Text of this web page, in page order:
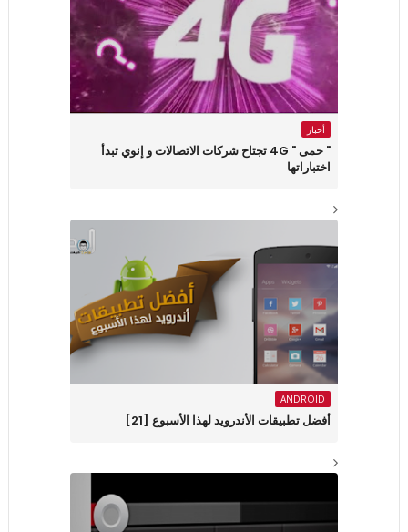
أخبار
" حمى " 4G تجتاح شركات الاتصالات و إنوي تبدأ
اختباراتها
ANDROID
أفضل تطبيقات الأندرويد لهذا الأسبوع ‏[21]